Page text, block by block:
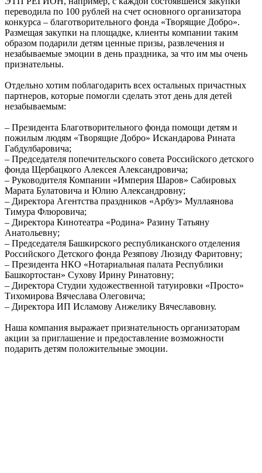
переводила по 100 рублей на счет основного организатора
конкурса – благотворительного фонда «Творящие Добро».
Размещая закупки на площадке, клиенты компании таким
образом подарили детям ценные призы, развлечения и
незабываемые эмоции в день праздника, за что им мы очень
признательны.
Отдельно хотим поблагодарить всех остальных причастных
партнеров, которые помогли сделать этот день для детей
незабываемым:
– Президента Благотворительного фонда помощи детям и
пожилым людям «Творящие Добро» Искандарова Рината
Габдулбаровича;
– Председателя попечительского совета Российского детского
фонда Щербацкого Алексея Александровича;
– Руководителя Компании «Империя Шаров» Сабировых
Марата Булатовича и Юлию Александровну;
– Директора Агентства праздников «Арбуз» Муллаянова
Тимура Флюровича;
– Директора Кинотеатра «Родина» Разину Татьяну
Анатольевну;
– Председателя Башкирского республиканского отделения
Российского Детского фонда Резяпову Люзиду Фаритовну;
– Президента НКО «Нотариальная палата Республики
Башкортостан» Сухову Ирину Ринатовну;
– Директора Студии художественной татуировки «Просто»
Тихомирова Вячеслава Олеговича;
– Директора ИП Исламову Анжелику Вячеславовну.
Наша компания выражает признательность организаторам
акции за приглашение и предоставление возможности
подарить детям положительные эмоции.